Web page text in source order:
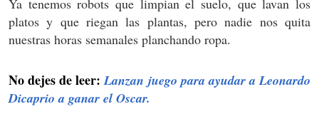
Ya tenemos robots que limpian el suelo, que lavan los
platos y que riegan las plantas, pero nadie nos quita
nuestras horas semanales planchando ropa.
No dejes de leer:Lanzan juego para ayudar a Leonardo
Dicaprio a ganar el Oscar.